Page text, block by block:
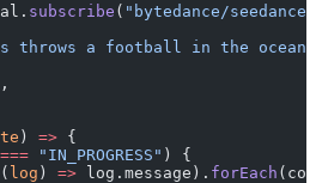
subscribe ( "bytedance/
throws a football in the ocean"
,
) => {
=== "IN_PROGRESS" ) {
log ) => log.message). forEach